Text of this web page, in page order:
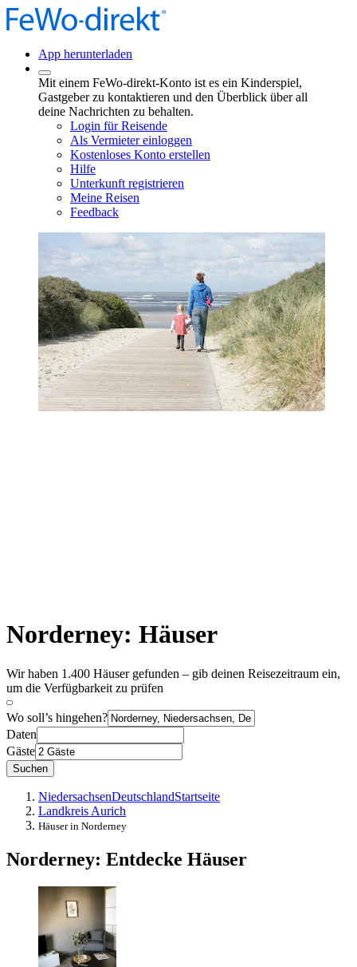
App herunterladen
Mit einem FeWo-direkt-Konto ist es ein Kinderspiel,
Gastgeber zu kontaktieren und den Überblick über all
deine Nachrichten zu behalten.
Login für Reisende
Als Vermieter einloggen
Kostenloses Konto erstellen
Hilfe
Unterkunft registrieren
Meine Reisen
Feedback
Norderney: Häuser
Wir haben 1.400 Häuser gefunden – gib deinen Reisezeitraum ein,
um die Verfügbarkeit zu prüfen
Wo soll’s hingehen?
Daten
Gäste
Suchen
NiedersachsenDeutschlandStartseite
Landkreis Aurich
Häuser in Norderney
Norderney: Entdecke Häuser